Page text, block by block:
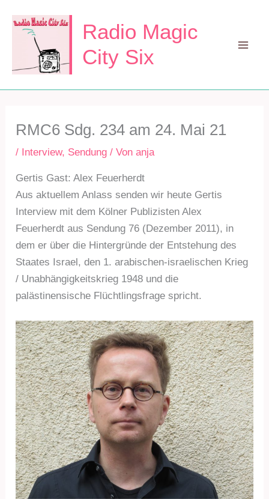
Inhalt
springen
Radio Magic
City Six
RMC6 Sdg. 234 am 24. Mai 21
/ Interview, Sendung / Vonanja
Gertis Gast: Alex Feuerherdt
Aus aktuellem Anlass senden wir heute Gertis
Interview mit dem Kölner Publizisten Alex
Feuerherdt aus Sendung 76 (Dezember 2011), in
dem er über die Hintergründe der Entstehung des
Staates Israel, den 1. arabischen-israelischen Krieg
/ Unabhängigkeitskrieg 1948 und die
palästinensische Flüchtlingsfrage spricht.